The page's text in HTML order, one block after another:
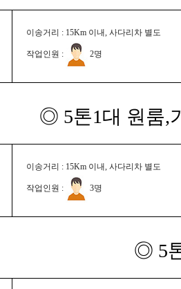
이송거리 : 15Km 이내, 사다리차 별도
작업인원 : 2명
◎ 5톤1대 원룸,
이송거리 : 15Km 이내, 사다리차 별도
작업인원 : 3명
◎ 5